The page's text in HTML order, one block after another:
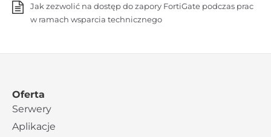
Jak zezwolić na dostęp do zapory FortiGate podczas prac
w ramach wsparcia technicznego
Oferta
Serwery
Aplikacje